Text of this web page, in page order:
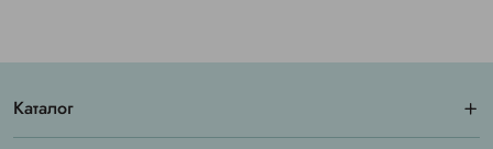
Каталог